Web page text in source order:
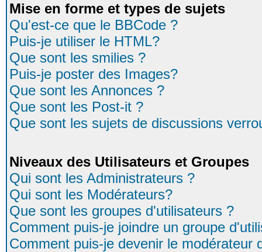
Mise en forme et types de sujets
Qu'est-ce que le BBCode ?
Puis-je utiliser le HTML?
Que sont les smilies ?
Puis-je poster des Images?
Que sont les Annonces ?
Que sont les Post-it ?
Que sont les sujets de discussions
Niveaux des Utilisateurs et Groupes
Qui sont les Administrateurs ?
Qui sont les Modérateurs?
Que sont les groupes d'utilisateurs ?
Comment puis-je joindre un groupe
Comment puis-je devenir le modérateur